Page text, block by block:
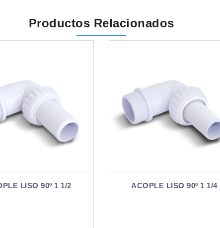
Productos Relacionados
ACOPLE LISO 90º 1 1/4
ACOPLE LISO 90º